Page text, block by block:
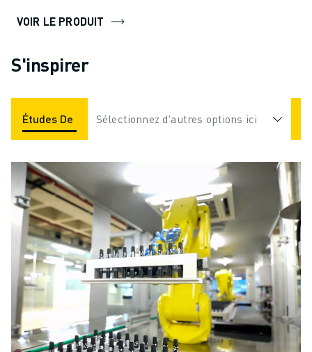
VOIR LE PRODUIT
S'inspirer
Études De Cas Applications Industries
Sélectionnez d'autres options ici